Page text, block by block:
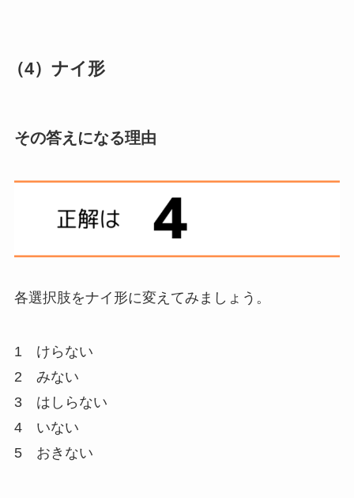
（4）ナイ形
その答えになる理由
各選択肢をナイ形に変えてみましょう。
1 けらない
2 みない
3 はしらない
4 いない
5 おきない